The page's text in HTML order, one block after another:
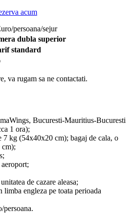
acum
persoana/sejur
dubla superior
standard
va rugam sa ne contactati.
Bucuresti-Mauritius-Bucuresti
1 ora);
7 kg (54x40x20 cm); bagaj de cala, o
cm);
de cazare aleasa;
limba engleza pe toata perioada
persoana.